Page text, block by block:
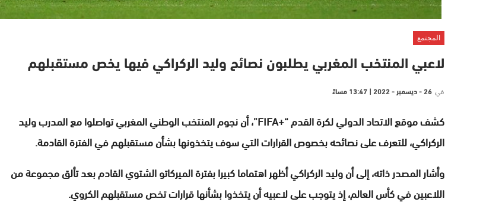
المجتمع
لاعبي المنتخب المغربي يطلبون نصائح وليد الركراكي فيها يخص مستقبلهم
في 26 - ديسمبر - 2022 | 13:47 مساءً
كشف موقع الاتحاد الدولي لكرة القدم “+FIFA”، أن نجوم المنتخب الوطني المغربي تواصلوا مع المدرب وليد
الركراكي، للتعرف على نصائحه بخصوص القرارات التي سوف يتخذونها بشأن مستقبلهم في الفترة القادمة.
وأشار المصدر ذاته، إلى أن وليد الركراكي أظهر اهتماما كبيرا بفترة الميركاتو الشتوي القادم بعد تألق مجموعة من
اللاعبين في كأس العالم، إذ يتوجب على لاعبيه أن يتخذوا بشأنها قرارات تخص مستقبلهم الكروي.